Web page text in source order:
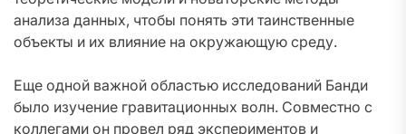
анализа данных, чтобы понять эти таинственные
объекты и их влияние на окружающую среду.
Еще одной важной областью исследований Банди
было изучение гравитационных волн. Совместно с
коллегами он провел ряд экспериментов и